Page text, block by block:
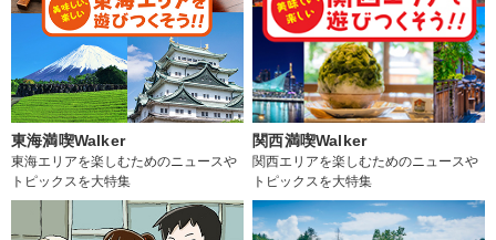
東海満喫Walker
東海エリアを楽しむためのニュースや
トピックスを大特集
関西満喫Walker
関西エリアを楽しむためのニュースや
トピックスを大特集